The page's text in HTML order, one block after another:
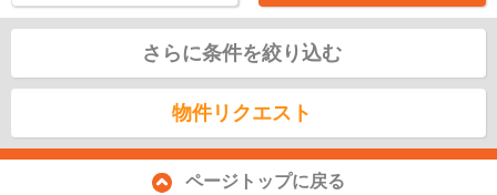
さらに条件を絞り込む
物件リクエスト
ページトップに戻る